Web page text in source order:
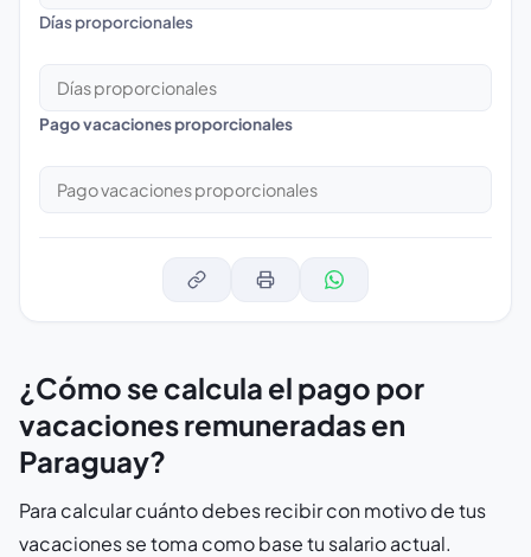
Días proporcionales
Pago vacaciones proporcionales
¿Cómo se calcula el pago por
vacaciones remuneradas en
Paraguay?
Para calcular cuánto debes recibir con motivo de tus
vacaciones se toma como base tu salario actual.